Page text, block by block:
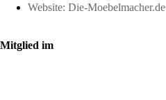
Website: Die-Moebelmacher.de
Mitglied im